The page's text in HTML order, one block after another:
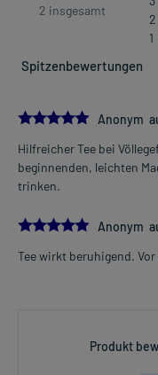
2 insgesamt
2
1
5.0Anonym
Hilfreicher Tee bei
beginnenden, leichten
trinken.
5.0Anonym
Tee wirkt beruhigend.
Produkt